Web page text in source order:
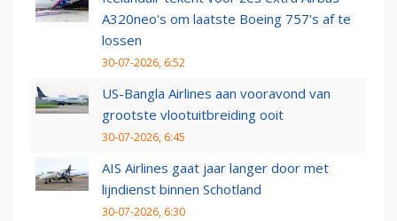
A320neo's om laatste Boeing 757's af te
lossen
30-07-2026, 6:52
US-Bangla Airlines aan vooravond van
grootste vlootuitbreiding ooit
30-07-2026, 6:45
AIS Airlines gaat jaar langer door met
lijndienst binnen Schotland
30-07-2026, 6:30